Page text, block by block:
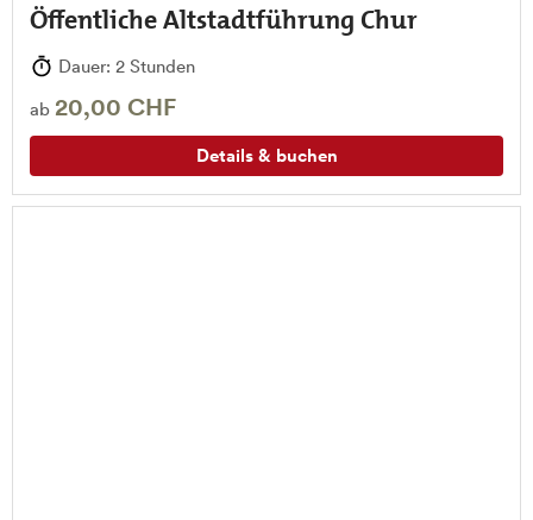
Öffentliche Altstadtführung Chur
Dauer: 2 Stunden
ab 20,00 CHF
Details & buchen